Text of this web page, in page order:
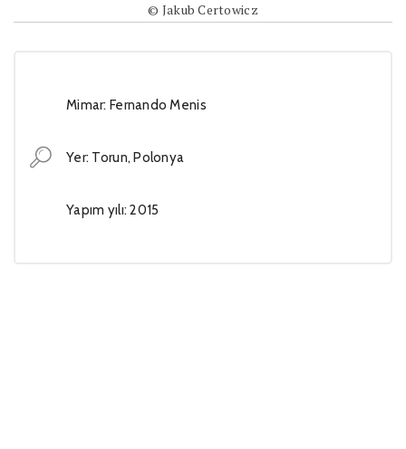
© Jakub Certowicz
Mimar: Fernando Menis
Yer: Torun, Polonya
Yapım yılı: 2015